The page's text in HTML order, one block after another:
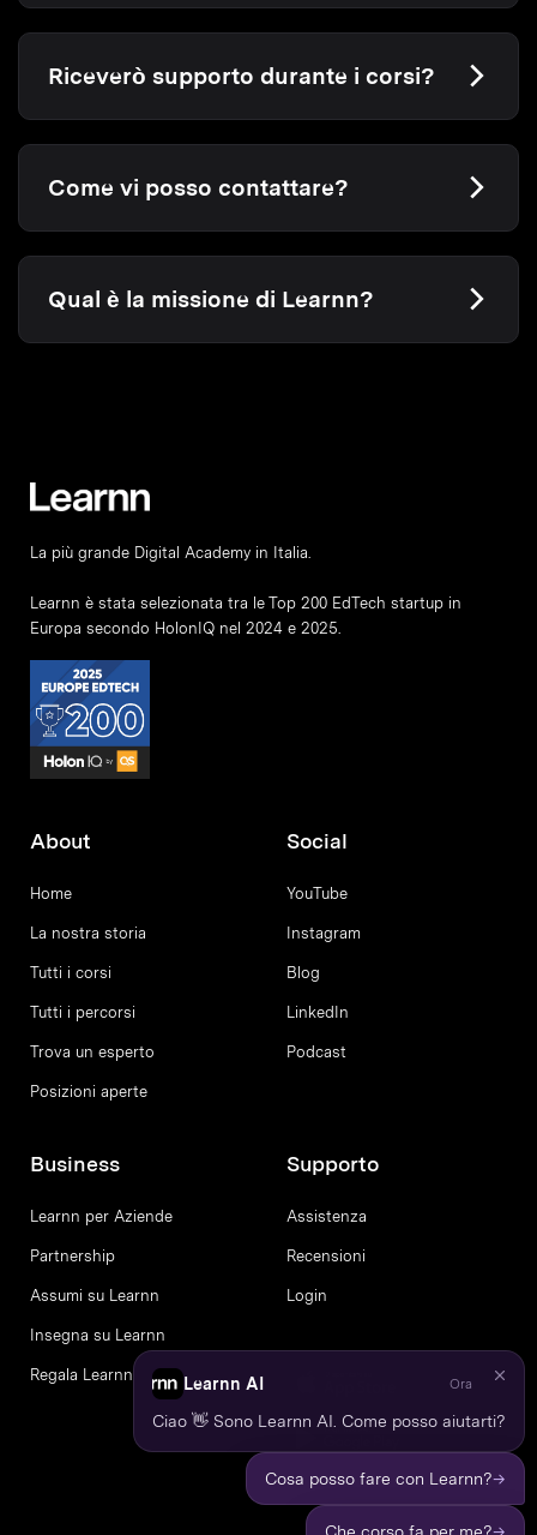
Riceverò supporto durante i corsi?
Come vi posso contattare?
Qual è la missione di Learnn?
La più grande Digital Academy in Italia.
Learnn è stata selezionata tra le Top 200 EdTech startup in
Europa secondo HolonIQ nel 2024 e 2025.
About
Home
La nostra storia
Tutti i corsi
Tutti i percorsi
Trova un esperto
Posizioni aperte
Social
YouTube
Instagram
Blog
LinkedIn
Podcast
Business
Learnn per Aziende
Partnership
Assumi su Learnn
Insegna su Learnn
Regala Learnn
Supporto
Assistenza
Recensioni
Login
Learnn AI Ora
Ciao 👋 Sono Learnn AI. Come posso aiutarti?
Cosa posso fare con Learnn?→